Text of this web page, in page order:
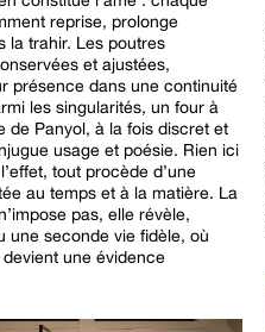
reprise, prolonge
la trahir. Les poutres
et ajustées,
présence dans une continuité
les singularités, un four à
de Panyol, à la fois discret et
usage et poésie. Rien ici
tout procède d’une
au temps et à la matière. La
pas, elle révèle,
une seconde vie fidèle, où
devient une évidence